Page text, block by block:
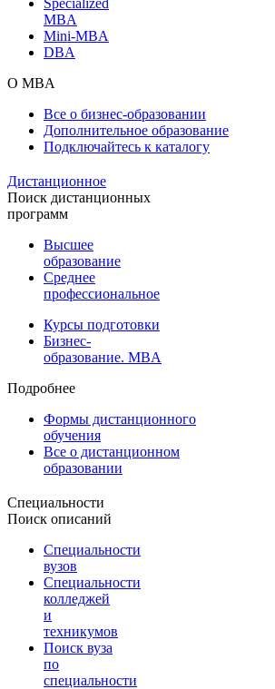
MBA
Mini-MBA
DBA
О MBA
Все о бизнес-образовании
Дополнительное образование
Подключайтесь к каталогу
Дистанционное
Поиск дистанционных
программ
Высшее
образование
Среднее
профессиональное
Курсы подготовки
Бизнес-
образование. MBA
Подробнее
Формы дистанционного
обучения
Все о дистанционном
образовании
Специальности
Поиск описаний
Специальности
вузов
Специальности
колледжей
и
техникумов
Поиск вуза
по
специальности